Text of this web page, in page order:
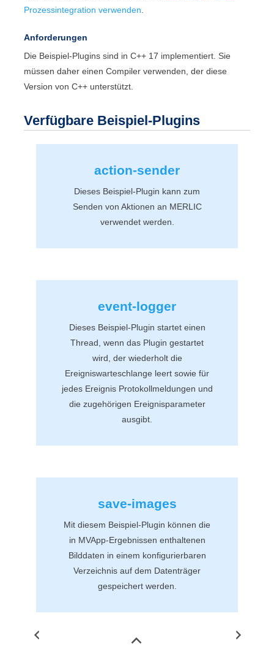
Prozessintegration verwenden
Anforderungen
Die Beispiel-Plugins sind in C++ 17 implementiert. Sie
müssen daher einen Compiler verwenden, der diese
Version von C++ unterstützt.
Verfügbare Beispiel-Plugins
action-sender
Dieses Beispiel-Plugin kann zum
Senden von Aktionen an MERLIC
verwendet werden.
event-logger
Dieses Beispiel-Plugin startet einen
Thread, wenn das Plugin gestartet
wird, der wiederholt die
Ereigniswarteschlange leert sowie für
jedes Ereignis Protokollmeldungen und
die zugehörigen Ereignisparameter
ausgibt.
save-images
Mit diesem Beispiel-Plugin können die
in MVApp-Ergebnissen enthaltenen
Bilddaten in einem konfigurierbaren
Verzeichnis auf dem Datenträger
gespeichert werden.